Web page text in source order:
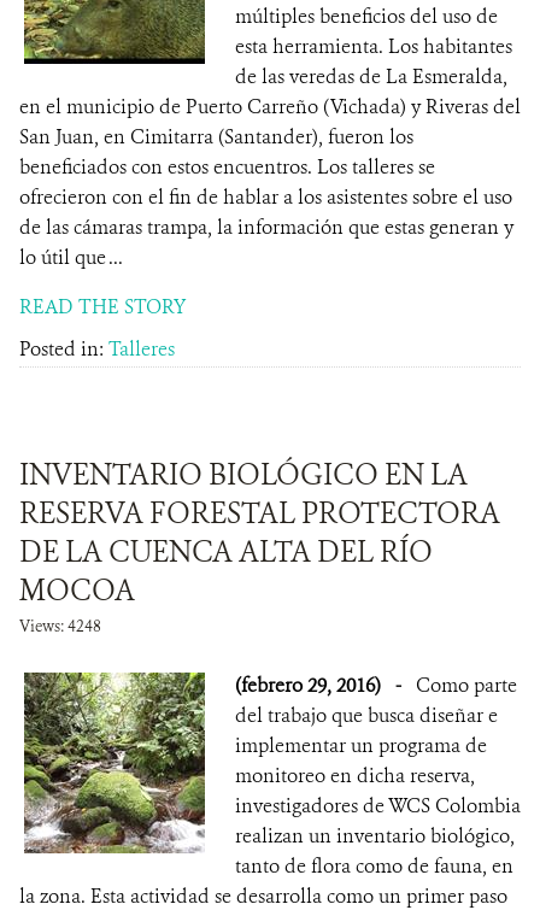
múltiples beneficios del uso de
esta herramienta. Los habitantes
de las veredas de La Esmeralda,
en el municipio de Puerto Carreño (Vichada) y Riveras del
San Juan, en Cimitarra (Santander), fueron los
beneficiados con estos encuentros. Los talleres se
ofrecieron con el fin de hablar a los asistentes sobre el uso
de las cámaras trampa, la información que estas generan y
lo útil que ...
READ THE STORY
Posted in: Talleres
INVENTARIO BIOLÓGICO EN LA
RESERVA FORESTAL PROTECTORA
DE LA CUENCA ALTA DEL RÍO
MOCOA
Views: 4248
(febrero 29, 2016) - Como parte
del trabajo que busca diseñar e
implementar un programa de
monitoreo en dicha reserva,
investigadores de WCS Colombia
realizan un inventario biológico,
tanto de flora como de fauna, en
la zona. Esta actividad se desarrolla como un primer paso